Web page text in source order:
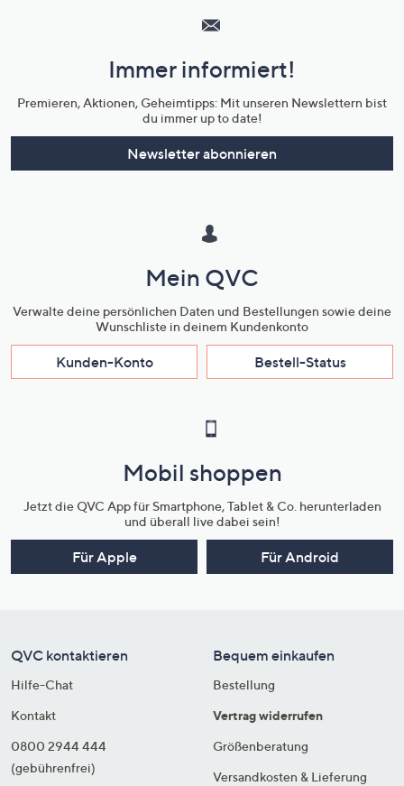
Unternehmensinformationen
Immer informiert!
Premieren, Aktionen, Geheimtipps: Mit unseren Newslettern bist
du immer up to date!
Newsletter abonnieren
Mein QVC
Verwalte deine persönlichen Daten und Bestellungen sowie deine
Wunschliste in deinem Kundenkonto
Kunden-Konto Bestell-Status
Mobil shoppen
Jetzt die QVC App für Smartphone, Tablet & Co. herunterladen
und überall live dabei sein!
Für Apple Für Android
QVC kontaktieren
Hilfe-Chat
Kontakt
0800 2944 444
(gebührenfrei)
Bequem einkaufen
Bestellung
Vertrag widerrufen
Größenberatung
Versandkosten & Lieferung